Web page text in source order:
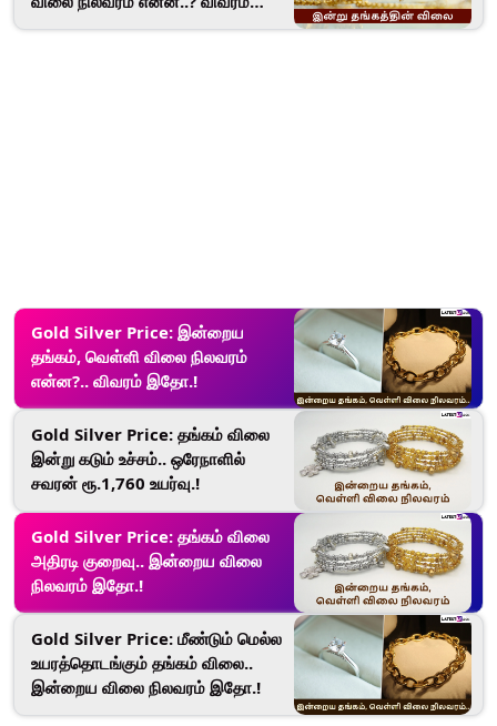
Gold Silver Price: இன்றைய
தங்கம், வெள்ளி விலை நிலவரம்
என்ன?.. விவரம் இதோ.!
Gold Silver Price: தங்கம் விலை
இன்று கடும் உச்சம்.. ஒரேநாளில்
சவரன் ரூ.1,760 உயர்வு.!
Gold Silver Price: தங்கம் விலை
அதிரடி குறைவு.. இன்றைய விலை
நிலவரம் இதோ.!
Gold Silver Price: மீண்டும் மெல்ல
உயரத்தொடங்கும் தங்கம் விலை..
இன்றைய விலை நிலவரம் இதோ.!